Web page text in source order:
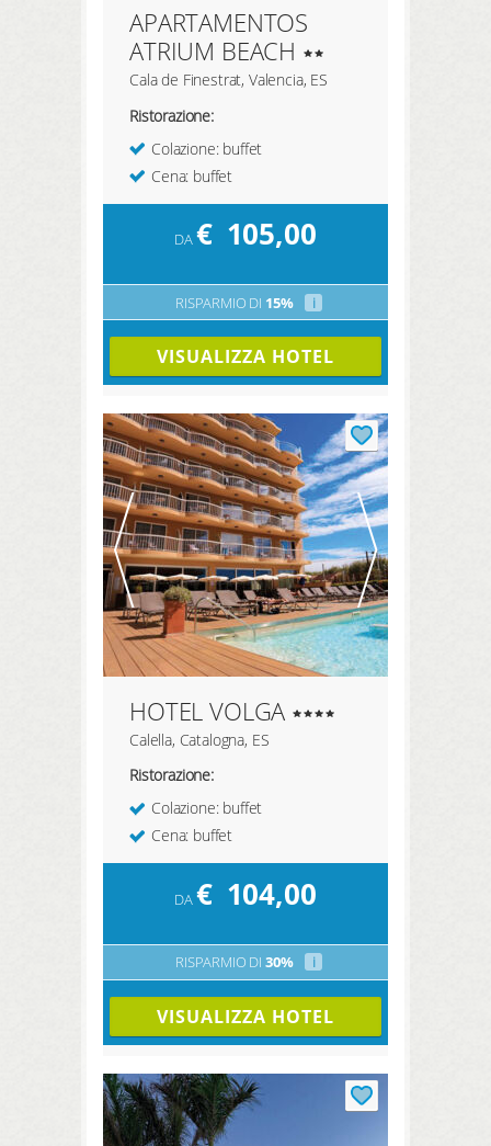
APARTAMENTOS
ATRIUM BEACH
Cala de Finestrat, Valencia, ES
Ristorazione:
Colazione: buffet
Cena: buffet
DA€ 105,00
RISPARMIO DI 15% i
VISUALIZZA HOTEL
HOTEL VOLGA
Calella, Catalogna, ES
Ristorazione:
Colazione: buffet
Cena: buffet
DA€ 104,00
RISPARMIO DI 30% i
VISUALIZZA HOTEL